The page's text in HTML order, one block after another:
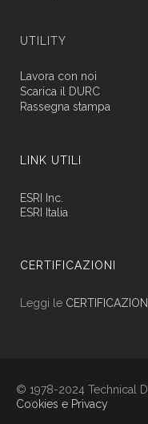
UTILITY
Lavora con noi
Scarica il DURC
Rassegna stampa
LINK UTILI
ESRI Inc.
ESRI Italia
CERTIFICAZIONI
Leggi le CERTIFICAZIONI
© 1978-2024 Technical
Cookies e Privacy